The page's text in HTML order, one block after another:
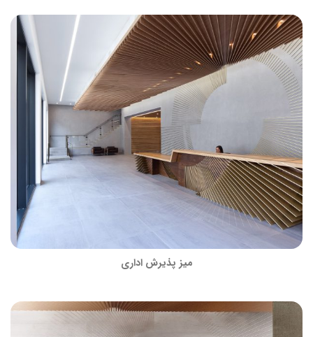
میز پذیرش اداری